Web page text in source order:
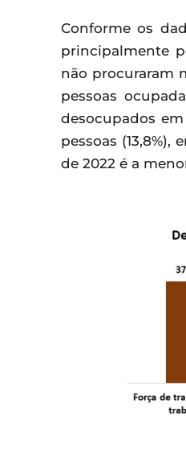
Conforme os
principalmente
não procuraram
pessoas
desocupados
pessoas (13,8%),
de 2022 é a